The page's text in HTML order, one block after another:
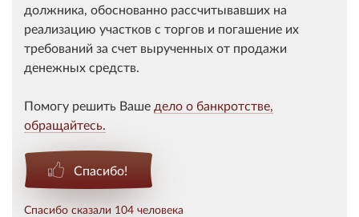
должника, обоснованно рассчитывавших на
реализацию участков с торгов и погашение их
требований за счет вырученных от продажи
денежных средств.
Помогу решить Ваше дело о банкротстве,
обращайтесь.
Спасибо!
Спасибо сказали 104 человека